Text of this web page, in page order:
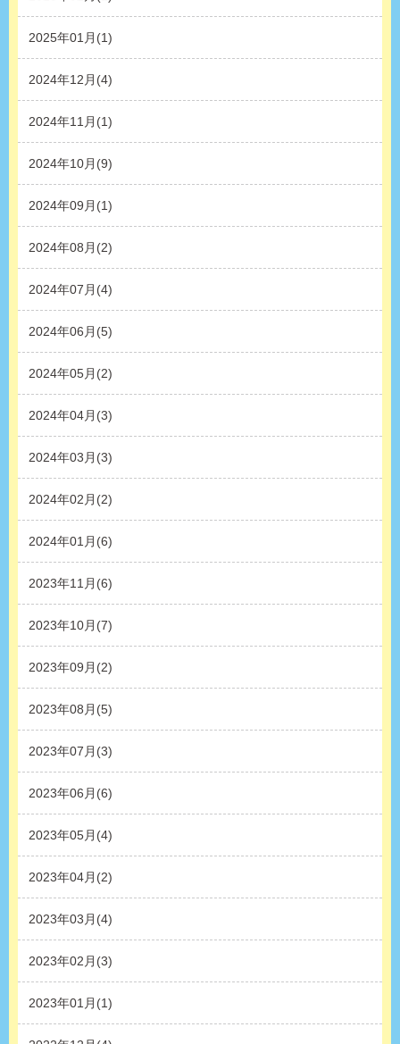
2025年01月(1)
2024年12月(4)
2024年11月(1)
2024年10月(9)
2024年09月(1)
2024年08月(2)
2024年07月(4)
2024年06月(5)
2024年05月(2)
2024年04月(3)
2024年03月(3)
2024年02月(2)
2024年01月(6)
2023年11月(6)
2023年10月(7)
2023年09月(2)
2023年08月(5)
2023年07月(3)
2023年06月(6)
2023年05月(4)
2023年04月(2)
2023年03月(4)
2023年02月(3)
2023年01月(1)